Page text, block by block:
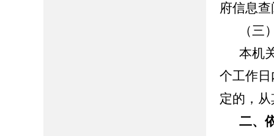
府信息
（三
本机
个工作
定的，
二、